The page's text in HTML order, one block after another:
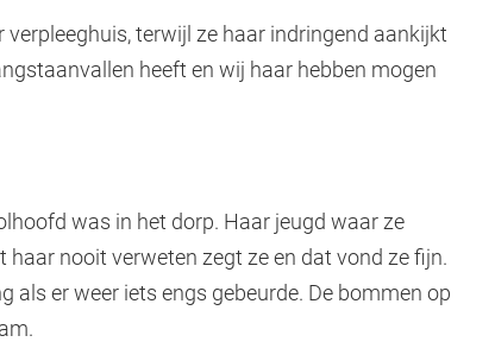
verpleeghuis, terwijl ze haar indringend aankijkt
heeft en wij haar hebben mogen
was in het dorp. Haar jeugd waar ze
nooit verweten zegt ze en dat vond ze fijn.
als er weer iets engs gebeurde. De bommen op